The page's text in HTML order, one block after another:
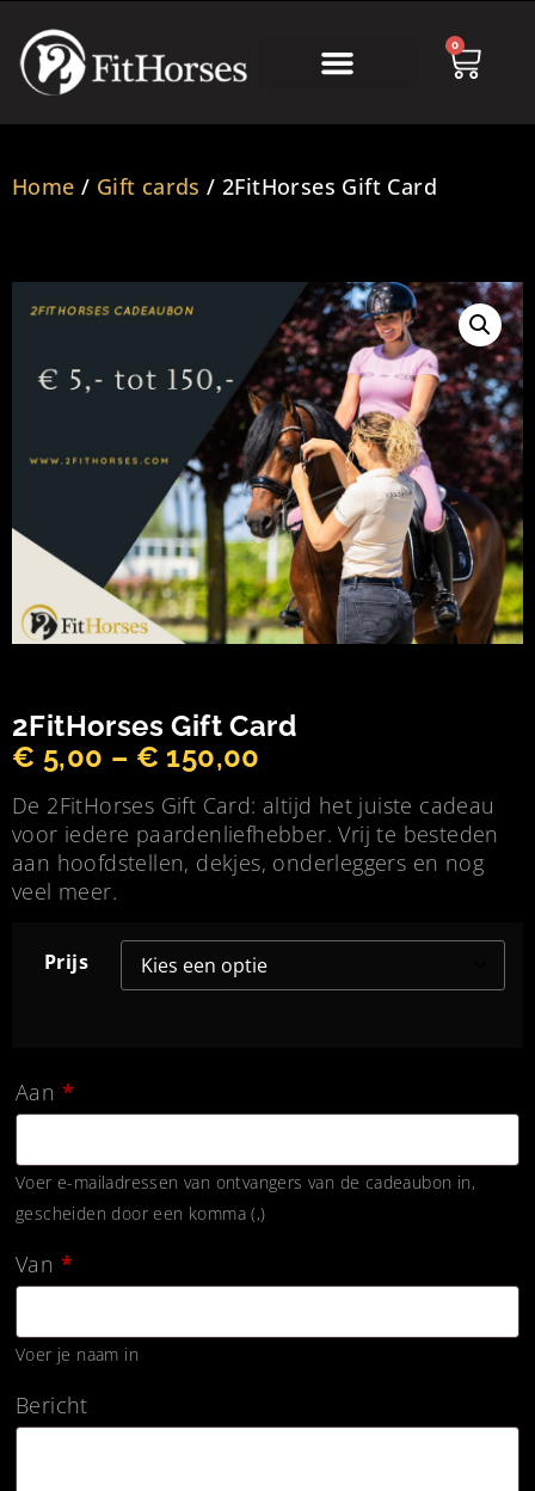
0
Home / Gift cards / 2FitHorses Gift Card
2FitHorses Gift Card
€ 5,00 – € 150,00
De 2FitHorses Gift Card: altijd het juiste cadeau
voor iedere paardenliefhebber. Vrij te besteden
aan hoofdstellen, dekjes, onderleggers en nog
veel meer.
Prijs
Aan *
Voer e-mailadressen van ontvangers van de cadeaubon in,
gescheiden door een komma (,)
Van *
Voer je naam in
Bericht